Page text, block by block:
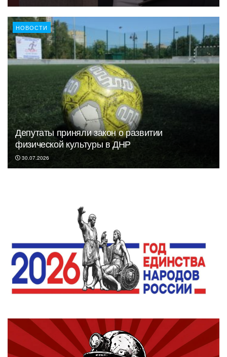
НОВОСТИ
Депутаты приняли закон о развитии
физической культуры в ДНР
30.07.2026